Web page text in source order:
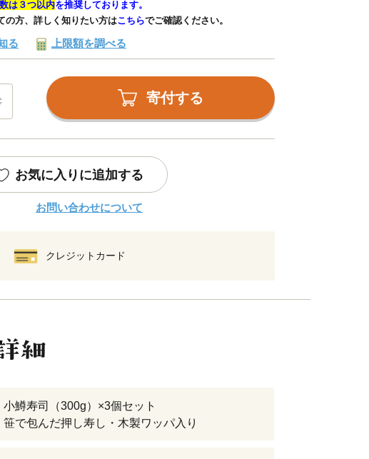
は３つ以内を推奨しております。
の方、詳しく知りたい方はこちらでご確認ください。
る 上限額を調べる
寄付する
お気に入りに追加する
お問い合わせについて
クレジットカード
小鱒寿司（300g）×3個セット
笹で包んだ押し寿し・木製ワッパ入り